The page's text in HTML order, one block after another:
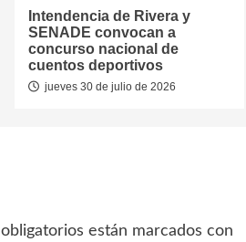
Intendencia de Rivera y
SENADE convocan a
concurso nacional de
cuentos deportivos
jueves 30 de julio de 2026
obligatorios están marcados con